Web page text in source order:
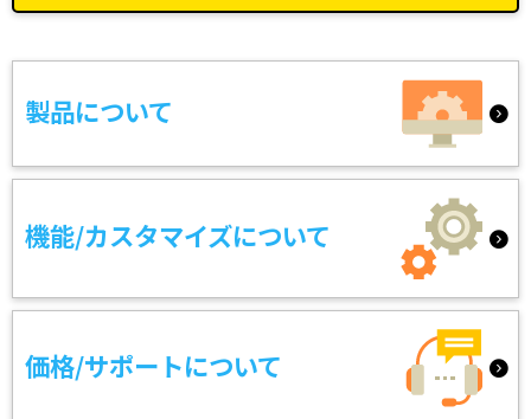
製品について
機能/カスタマイズについて
価格/サポートについて